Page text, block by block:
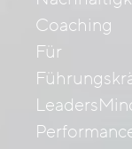
Coaching
Für